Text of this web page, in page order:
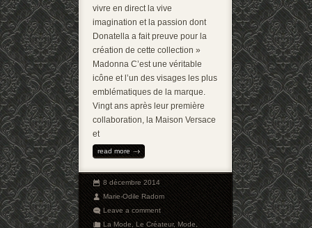
vivre en direct la vive
imagination et la passion dont
Donatella a fait preuve pour la
création de cette collection »
Madonna C’est une véritable
icône et l’un des visages les plus
emblématiques de la marque.
Vingt ans après leur première
collaboration, la Maison Versace
et
read more
8 décembre 2014
Marie-Odile Radom
Leave a comment
La Mode,Le Créateur,Mode,